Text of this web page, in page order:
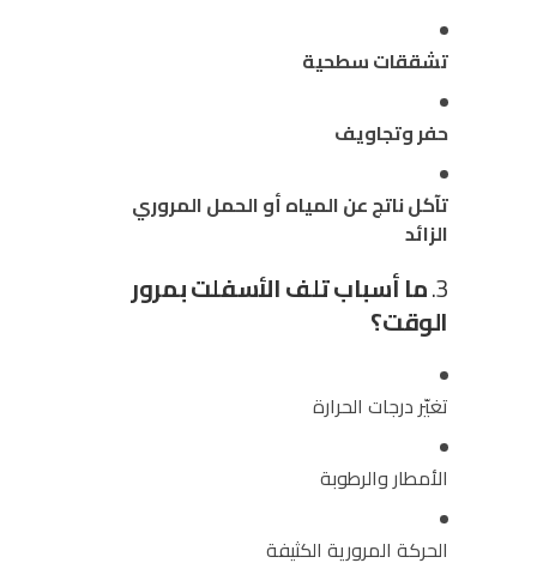
تشققات سطحية
حفر وتجاويف
تآكل ناتج عن المياه أو الحمل المروري
الزائد
3. ما أسباب تلف الأسفلت بمرور
الوقت؟
تغيّر درجات الحرارة
الأمطار والرطوبة
الحركة المرورية الكثيفة